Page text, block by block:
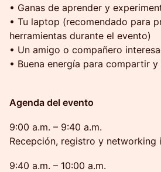
• Ganas de aprender y
• Tu laptop (recomendado para
herramientas durante el evento)
• Un amigo o compañero
• Buena energía para compartir
Agenda del evento
9:00 a.m. – 9:40 a.m.
Recepción, registro y networking
9:40 a.m. – 10:00 a.m.